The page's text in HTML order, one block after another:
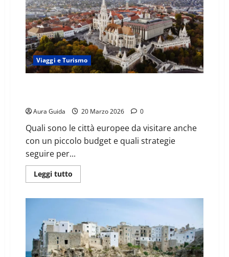
Viaggi e Turismo
Aura Guida 20 Marzo 2026 0
Quali sono le città europee da visitare anche
con un piccolo budget e quali strategie
seguire per...
Leggi tutto